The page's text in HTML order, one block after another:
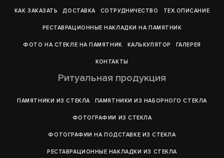
КАК ЗАКАЗАТЬ ДОСТАВКА СОТРУДНИЧЕСТВО ТЕХ.ОПИСАНИЕ
РЕСТАВРАЦИОННЫЕ НАКЛАДКИ НА ПАМЯТНИК
ФОТО НА СТЕКЛЕ НА ПАМЯТНИК КАЛЬКУЛЯТОР ГАЛЕРEЯ
КОНТАКТЫ
Ритуальная продукция
ПАМЯТНИКИ ИЗ СТЕКЛА ПАМЯТНИКИ ИЗ НАБОРНОГО СТЕКЛА
ФОТОГРАФИИ ИЗ СТЕКЛА
ФОТОГРАФИИ НА ПОДСТАВКЕ ИЗ СТЕКЛА
РЕСТАВРАЦИОННЫЕ НАКЛАДКИ ИЗ СТЕКЛА